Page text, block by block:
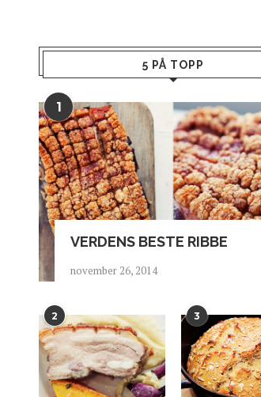
JURA RULER
mars 3, 2019
5 PÅ TOPP
1
VERDENS BESTE RIBBE
november 26, 2014
2 3